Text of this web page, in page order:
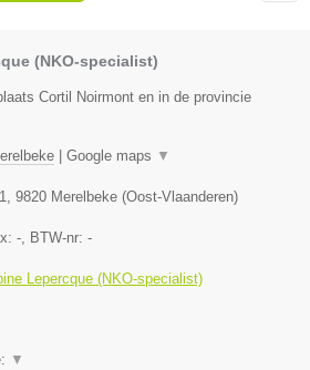
(NKO-specialist)
Cortil Noirmont en in de provincie
Google maps ▼
9820 Merelbeke (Oost-Vlaanderen)
- , BTW-nr: -
Lepercque (NKO-specialist)
▼